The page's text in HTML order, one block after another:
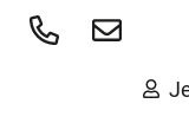
Aller